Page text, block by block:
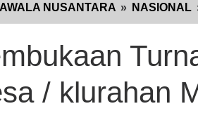
NUSANTARA » NASIONAL
/ klurahan